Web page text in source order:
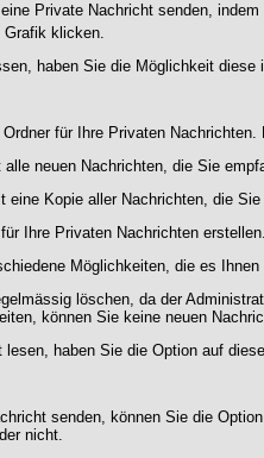
Private Nachricht senden, indem
Grafik klicken.
haben Sie die Möglichkeit
für Ihre Privaten
alle neuen Nachrichten, die Sie
eine Kopie aller Nachrichten, die
Ihre Privaten Nachrichten erstellen.
Möglichkeiten, die es
löschen, da der
können Sie keine neuen
haben Sie die Option auf
senden, können Sie die
nicht.